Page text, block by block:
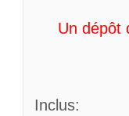
Un dépôt
Inclus: